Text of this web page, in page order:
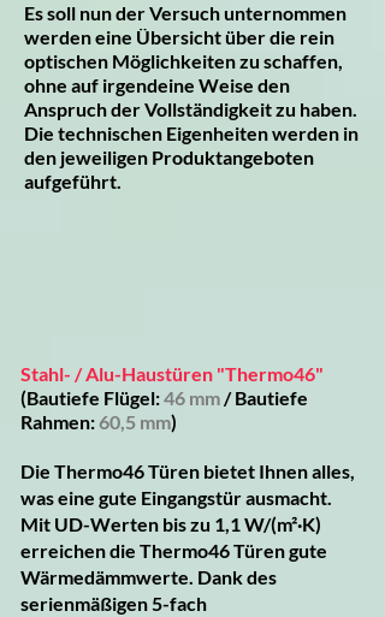
Es soll nun der Versuch unternommen
werden eine Übersicht über die rein
optischen Möglichkeiten zu schaffen,
ohne auf irgendeine Weise den
Anspruch der Vollständigkeit zu haben.
Die technischen Eigenheiten werden in
den jeweiligen Produktangeboten
aufgeführt.
Stahl- / Alu-Haustüren "Thermo46"
(Bautiefe Flügel:46 mm/ Bautiefe
Rahmen:60,5 mm)
Die Thermo46 Türen bietet Ihnen alles,
was eine gute Eingangstür ausmacht.
Mit UD-Werten bis zu 1,1 W/(m²·K)
erreichen die Thermo46 Türen gute
Wärmedämmwerte. Dank des
serienmäßigen 5-fach